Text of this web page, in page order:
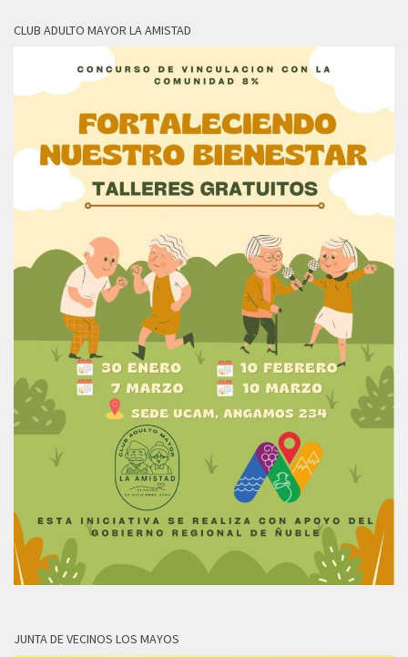
CLUB ADULTO MAYOR LA AMISTAD
JUNTA DE VECINOS LOS MAYOS